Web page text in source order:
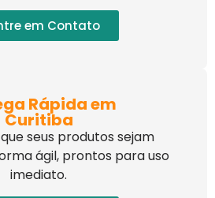
em Contato
Rápida em
Curitiba
seus produtos sejam
ágil, prontos para uso
imediato.